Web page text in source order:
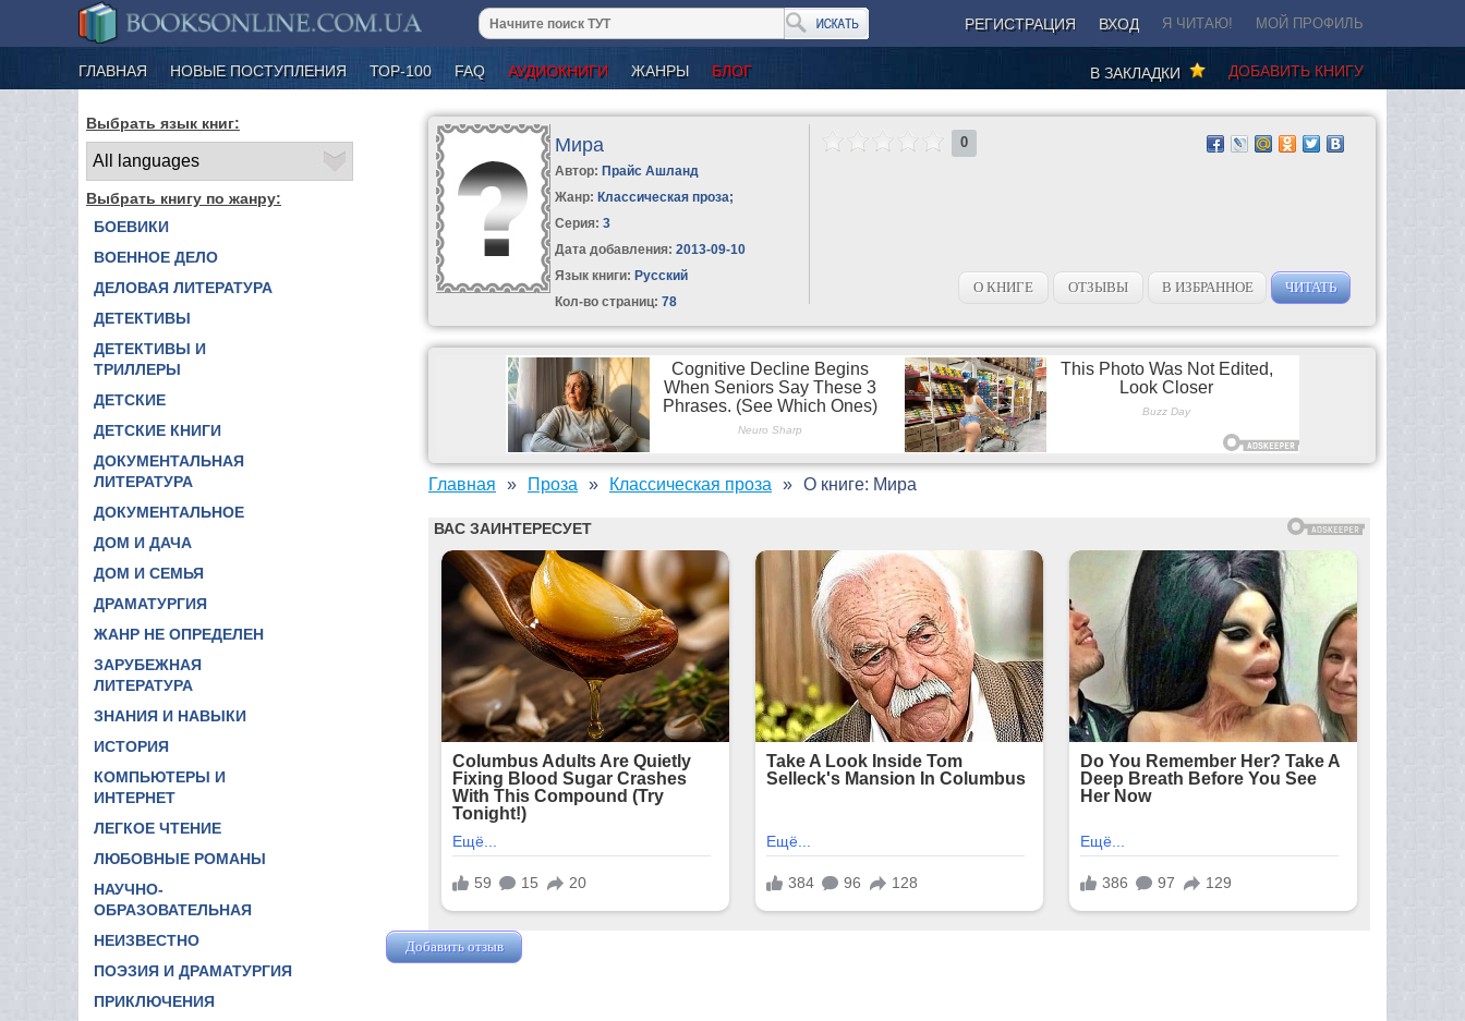
РЕГИСТРАЦИЯ ВХОД Я ЧИТАЮ! МОЙ ПРОФИЛЬ
ГЛАВНАЯ НОВЫЕ ПОСТУПЛЕНИЯ ТОР-100 FAQ АУДИОКНИГИ ЖАНРЫ БЛОГ ДОБАВИТЬ КНИГУ
В ЗАКЛАДКИ
Выбрать язык книг:
Выбрать книгу по жанру:
БОЕВИКИ
ВОЕННОЕ ДЕЛО
ДЕЛОВАЯ ЛИТЕРАТУРА
ДЕТЕКТИВЫ
ДЕТЕКТИВЫ И
ТРИЛЛЕРЫ
ДЕТСКИЕ
ДЕТСКИЕ КНИГИ
ДОКУМЕНТАЛЬНАЯ
ЛИТЕРАТУРА
ДОКУМЕНТАЛЬНОЕ
ДОМ И ДАЧА
ДОМ И СЕМЬЯ
ДРАМАТУРГИЯ
ЖАНР НЕ ОПРЕДЕЛЕН
ЗАРУБЕЖНАЯ
ЛИТЕРАТУРА
ЗНАНИЯ И НАВЫКИ
ИСТОРИЯ
КОМПЬЮТЕРЫ И
ИНТЕРНЕТ
ЛЕГКОЕ ЧТЕНИЕ
ЛЮБОВНЫЕ РОМАНЫ
НАУЧНО-
ОБРАЗОВАТЕЛЬНАЯ
НЕИЗВЕСТНО
ПОЭЗИЯ И ДРАМАТУРГИЯ
ПРИКЛЮЧЕНИЯ
Мира
Автор: Прайс Ашланд
Жанр: Классическая проза;
Серия:3
Дата добавления: 2013-09-10
Язык книги: Русский
Кол-во страниц: 78
0
О КНИГЕ ОТЗЫВЫ В ИЗБРАННОЕ ЧИТАТЬ
Главная Проза Классическая проза О книге: Мира
Добавить отзыв